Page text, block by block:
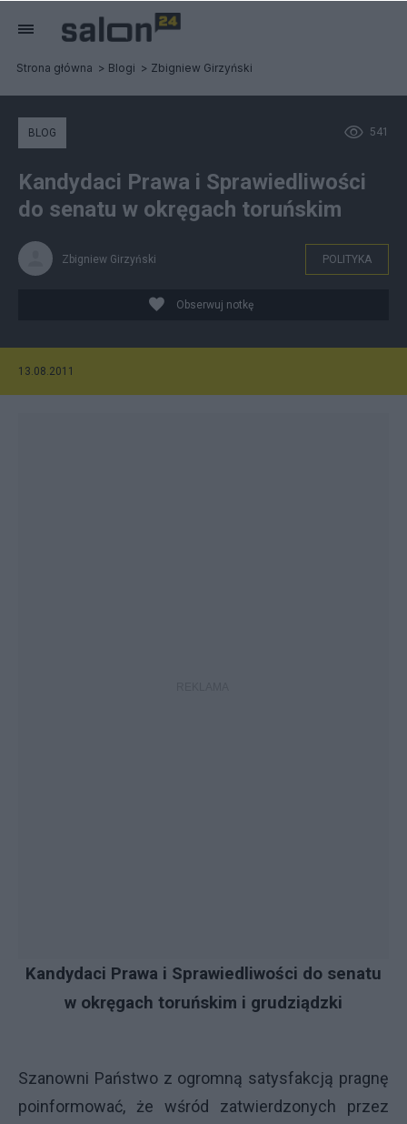
Strona główna Blogi Zbigniew Girzyński
541
BLOG
Kandydaci Prawa i Sprawiedliwości
do senatu w okręgach toruńskim
Zbigniew Girzyński POLITYKA
Obserwuj notkę
13.08.2011
Kandydaci Prawa i Sprawiedliwości do senatu
w okręgach toruńskim i grudziądzki
Szanowni Państwo z ogromną satysfakcją pragnę
poinformować, że wśród zatwierdzonych przez